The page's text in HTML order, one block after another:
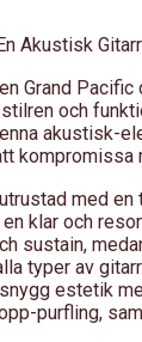
Akustisk
Grand
och
akustisk-
kompromissa
med
klar och
sustain,
typer av
estetik
purfling,